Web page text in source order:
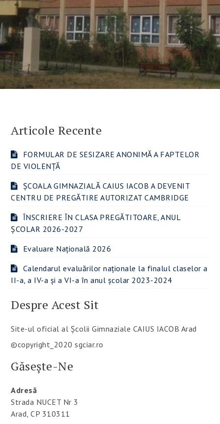
Articole Recente
FORMULAR DE SESIZARE ANONIMĂ A FAPTELOR
DE VIOLENȚĂ
ȘCOALA GIMNAZIALĂ CAIUS IACOB A DEVENIT
CENTRU DE PREGĂTIRE AUTORIZAT CAMBRIDGE
ÎNSCRIERE ÎN CLASA PREGĂTITOARE, ANUL
ȘCOLAR 2026-2027
Evaluare Națională 2026
Calendarul evaluărilor naționale la finalul claselor a
II-a, a IV-a și a VI-a în anul școlar 2023-2024
Despre Acest Sit
Site-ul oficial al Școlii Gimnaziale CAIUS IACOB Arad
©copyright_2020 sgciar.ro
Găsește-Ne
Adresă
Strada NUCET Nr 3
Arad, CP 310311